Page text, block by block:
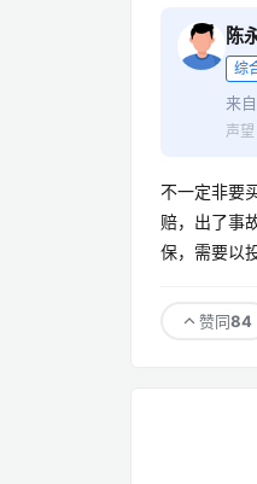
陈
综
来
声
不一定非要
赔，出了事
保，需要以
赞同84